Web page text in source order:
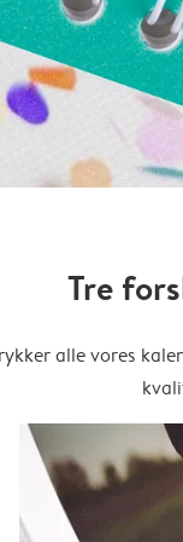
Tre
alle vores